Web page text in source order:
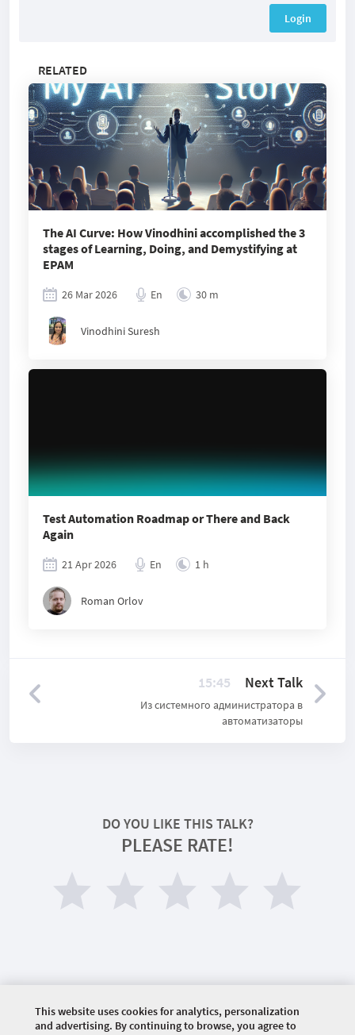
Login
RELATED
The AI Curve: How Vinodhini accomplished the 3
stages of Learning, Doing, and Demystifying at
EPAM
26 Mar 2026 En 30 m
Vinodhini Suresh
Test Automation Roadmap or There and Back
Again
21 Apr 2026 En 1 h
Roman Orlov
15:45 Next Talk
Из системного администратора в
автоматизаторы
DO YOU LIKE THIS TALK?
PLEASE RATE!
©2026 COMMUNITY COMPANY. ALL RIGHTS
RESERVED.
This website uses cookies for analytics, personalization
and advertising. By continuing to browse, you agree to